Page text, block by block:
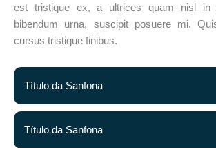
est tristique ex, a ultrices quam nisl in
bibendum urna, suscipit posuere mi.
cursus tristique finibus.
Título da Sanfona
Título da Sanfona